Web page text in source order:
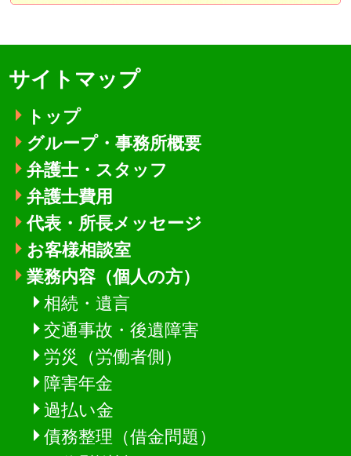
サイトマップ
トップ
グループ・事務所概要
弁護士・スタッフ
弁護士費用
代表・所長メッセージ
お客様相談室
業務内容（個人の方）
相続・遺言
交通事故・後遺障害
労災（労働者側）
障害年金
過払い金
債務整理（借金問題）